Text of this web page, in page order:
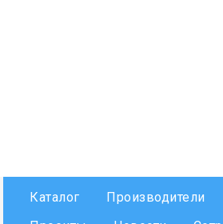
Каталог Производители